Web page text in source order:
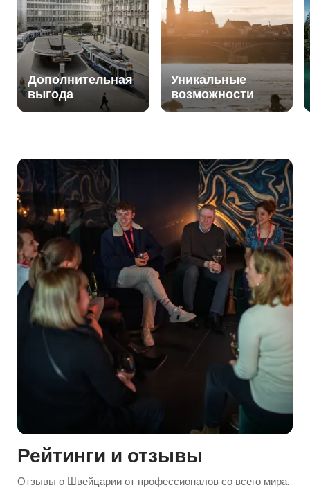
Дополнительная
выгода
Уникальные
возможности
Рейтинги и отзывы
Отзывы о Швейцарии от профессионалов со всего мира.